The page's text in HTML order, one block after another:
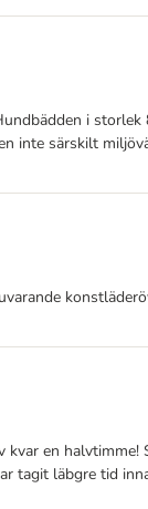
i
inte särskilt
en
tagit läbgre tid